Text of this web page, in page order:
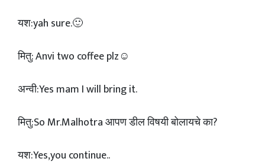
यश:yah sure.🙂
मितु: Anvi two coffee plz☺️
अन्वी:Yes mam I will bring it.
मितु:So Mr.Malhotra आपण डील विषयी बोलायचे का?
यश:Yes,you continue..